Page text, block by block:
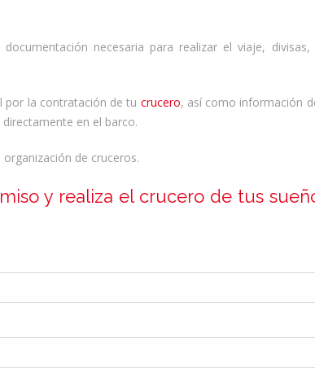
necesaria para realizar el viaje, divisas,
por la contratación de tu crucero, así como información
en el barco.
de cruceros.
y realiza el crucero de tus